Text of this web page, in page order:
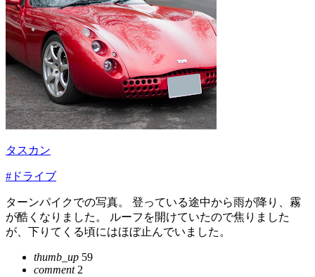
タスカン
#ドライブ
ターンパイクでの写真。 登っている途中から雨が降り、霧
が酷くなりました。 ルーフを開けていたので焦りました
が、下りてくる頃にはほぼ止んでいました。
thumb_up 59
comment2